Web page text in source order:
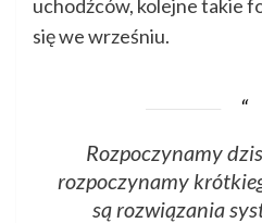
uchodźców, kolejne takie
się we wrześniu.
Rozpoczynamy
rozpoczynamy
są rozwiązania